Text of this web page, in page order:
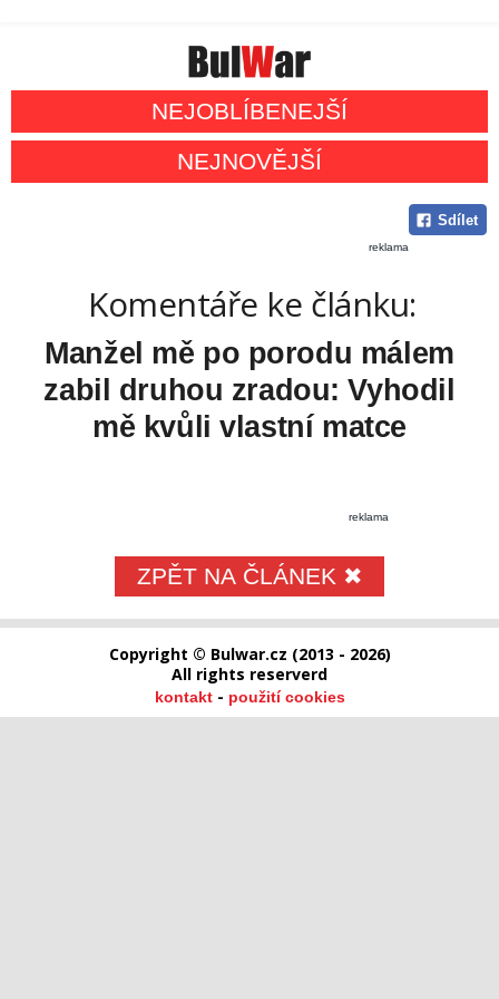
NEJOBLÍBENEJŠÍ
NEJNOVĚJŠÍ
Sdílet
reklama
Komentáře ke článku:
Manžel mě po porodu málem
zabil druhou zradou: Vyhodil
mě kvůli vlastní matce
reklama
ZPĚT NA ČLÁNEK ✖
Copyright © Bulwar.cz (2013 - 2026)
All rights reserverd
kontakt- použití cookies